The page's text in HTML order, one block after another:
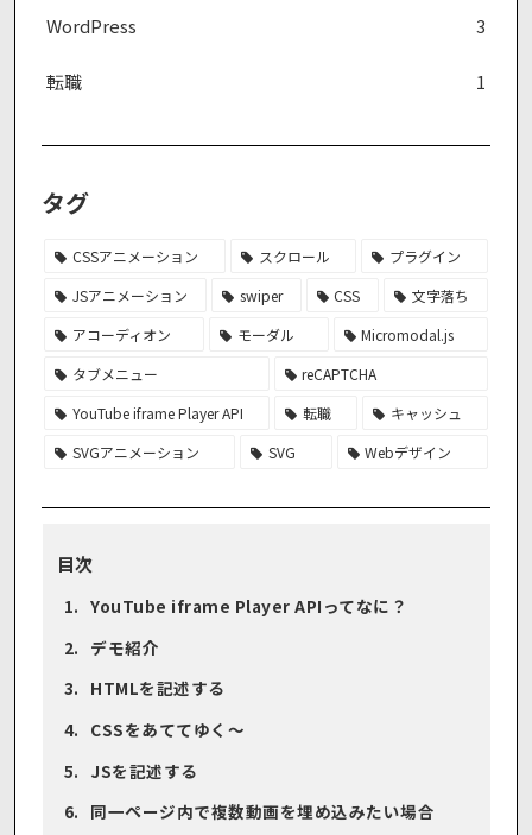
WordPress 3
転職 1
タグ
CSSアニメーション スクロール
プラグイン
JSアニメーション
swiper CSS
文字落ち
アコーディオン
モーダル
Micromodal.js
タブメニュー
reCAPTCHA
YouTube iframe Player API
転職
キャッシュ
SVGアニメーション
SVG Webデザイン
目次
YouTube iframe Player APIってなに？
デモ紹介
HTMLを記述する
CSSをあててゆく〜
JSを記述する
同一ページ内で複数動画を埋め込みたい場合